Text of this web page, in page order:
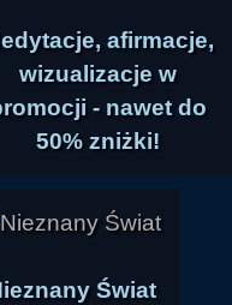
afirmacje,
wizualizacje w
- nawet do
50% zniżki!
Świat